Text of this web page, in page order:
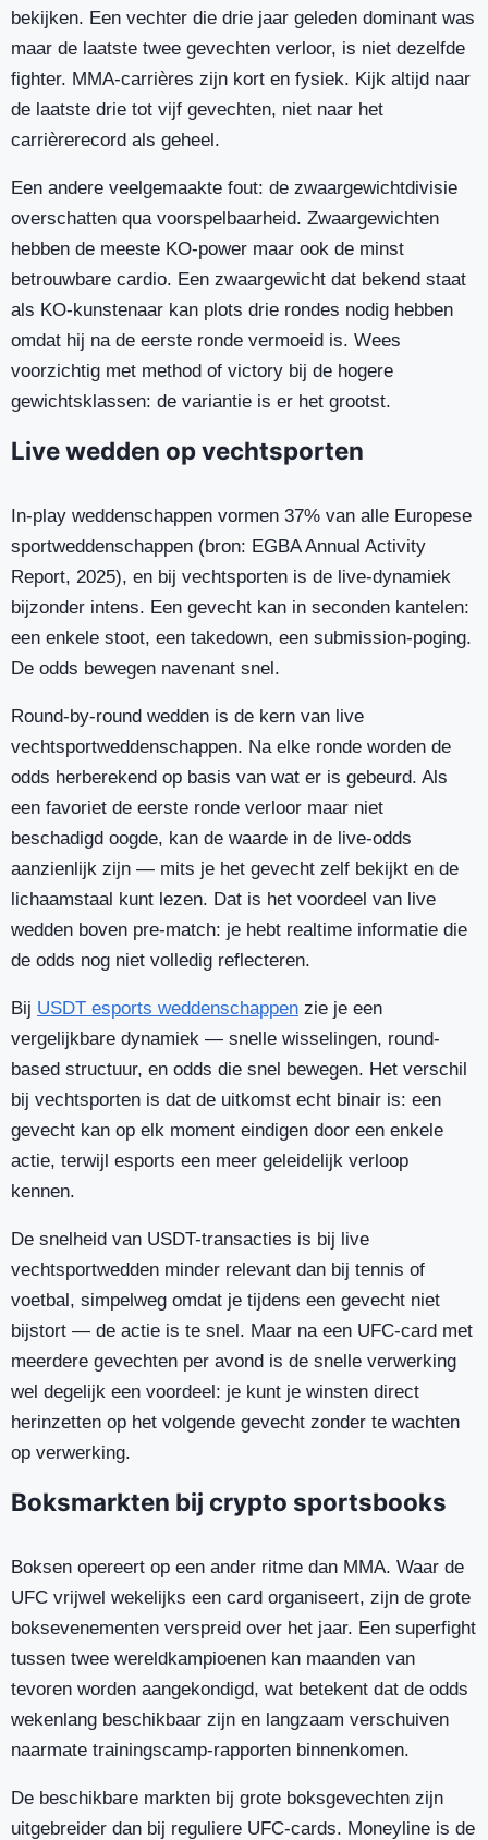
bekijken. Een vechter die drie jaar geleden dominant was
maar de laatste twee gevechten verloor, is niet dezelfde
fighter. MMA-carrières zijn kort en fysiek. Kijk altijd naar
de laatste drie tot vijf gevechten, niet naar het
carrièrerecord als geheel.
Een andere veelgemaakte fout: de zwaargewichtdivisie
overschatten qua voorspelbaarheid. Zwaargewichten
hebben de meeste KO-power maar ook de minst
betrouwbare cardio. Een zwaargewicht dat bekend staat
als KO-kunstenaar kan plots drie rondes nodig hebben
omdat hij na de eerste ronde vermoeid is. Wees
voorzichtig met method of victory bij de hogere
gewichtsklassen: de variantie is er het grootst.
Live wedden op vechtsporten
In-play weddenschappen vormen 37% van alle Europese
sportweddenschappen (bron: EGBA Annual Activity
Report, 2025), en bij vechtsporten is de live-dynamiek
bijzonder intens. Een gevecht kan in seconden kantelen:
een enkele stoot, een takedown, een submission-poging.
De odds bewegen navenant snel.
Round-by-round wedden is de kern van live
vechtsportweddenschappen. Na elke ronde worden de
odds herberekend op basis van wat er is gebeurd. Als
een favoriet de eerste ronde verloor maar niet
beschadigd oogde, kan de waarde in de live-odds
aanzienlijk zijn — mits je het gevecht zelf bekijkt en de
lichaamstaal kunt lezen. Dat is het voordeel van live
wedden boven pre-match: je hebt realtime informatie die
de odds nog niet volledig reflecteren.
Bij USDT esports weddenschappen zie je een
vergelijkbare dynamiek — snelle wisselingen, round-
based structuur, en odds die snel bewegen. Het verschil
bij vechtsporten is dat de uitkomst echt binair is: een
gevecht kan op elk moment eindigen door een enkele
actie, terwijl esports een meer geleidelijk verloop
kennen.
De snelheid van USDT-transacties is bij live
vechtsportwedden minder relevant dan bij tennis of
voetbal, simpelweg omdat je tijdens een gevecht niet
bijstort — de actie is te snel. Maar na een UFC-card met
meerdere gevechten per avond is de snelle verwerking
wel degelijk een voordeel: je kunt je winsten direct
herinzetten op het volgende gevecht zonder te wachten
op verwerking.
Boksmarkten bij crypto sportsbooks
Boksen opereert op een ander ritme dan MMA. Waar de
UFC vrijwel wekelijks een card organiseert, zijn de grote
boksevenementen verspreid over het jaar. Een superfight
tussen twee wereldkampioenen kan maanden van
tevoren worden aangekondigd, wat betekent dat de odds
wekenlang beschikbaar zijn en langzaam verschuiven
naarmate trainingscamp-rapporten binnenkomen.
De beschikbare markten bij grote boksgevechten zijn
uitgebreider dan bij reguliere UFC-cards. Moneyline is de